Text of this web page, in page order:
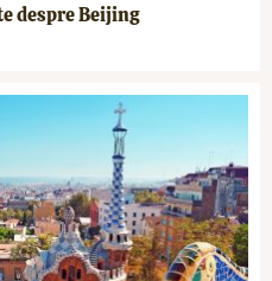
despre Beijing